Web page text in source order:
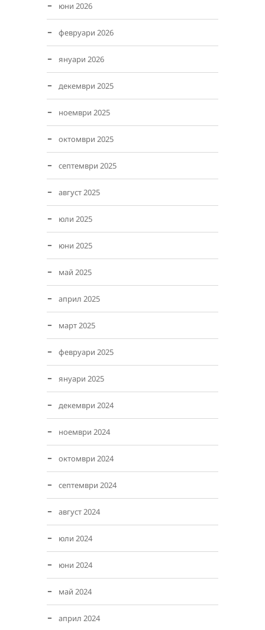
юни 2026
февруари 2026
януари 2026
декември 2025
ноември 2025
октомври 2025
септември 2025
август 2025
юли 2025
юни 2025
май 2025
април 2025
март 2025
февруари 2025
януари 2025
декември 2024
ноември 2024
октомври 2024
септември 2024
август 2024
юли 2024
юни 2024
май 2024
април 2024